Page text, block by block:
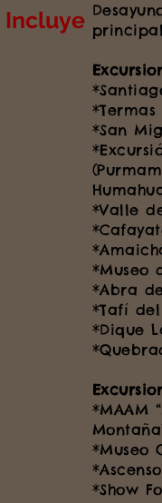
Incluye
*San
*Valle
*Museo
*Abra
*Tafí
*Dique
*MAAM
*Museo
*Show